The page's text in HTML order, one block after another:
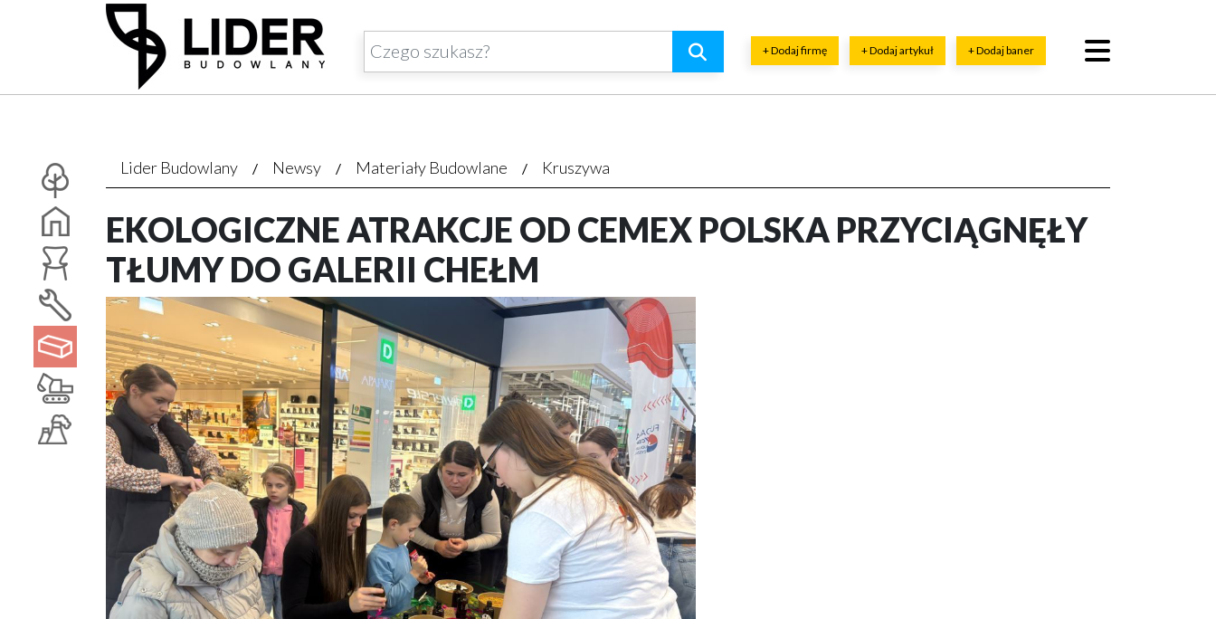
+ Dodaj firmę + Dodaj artykuł + Dodaj baner
Lider Budowlany Newsy Materiały Budowlane Kruszywa
EKOLOGICZNE ATRAKCJE OD CEMEX POLSKA PRZYCIĄGNĘŁY
TŁUMY DO GALERII CHEŁM